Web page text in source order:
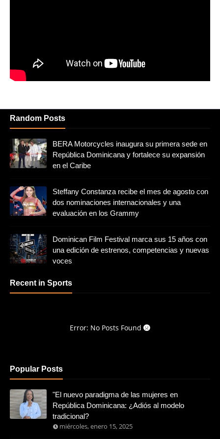
Random Posts
BERA Motorcycles inaugura su primera sede en
República Dominicana y fortalece su expansión
en el Caribe
Steffany Constanza recibe el mes de agosto con
dos nominaciones internacionales y una
evaluación en los Grammy
Dominican Film Festival marca sus 15 años con
una edición de estrenos, competencias y nuevas
voces
Recent in Sports
Error: No Posts Found
Popular Posts
"El nuevo paradigma de las mujeres en
República Dominicana: ¿Adiós al modelo
tradicional?
miércoles, enero 15, 2025